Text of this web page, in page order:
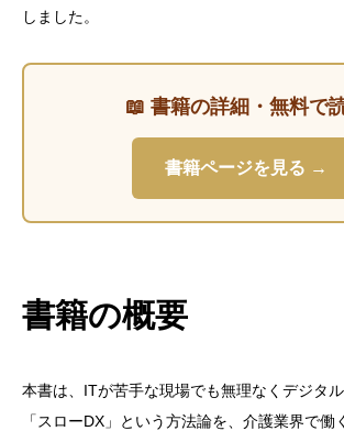
しました。
📖 書籍の詳細・無料で
書籍ページを見る →
書籍の概要
本書は、ITが苦手な現場でも無理なくデジタ
「スローDX」という方法論を、介護業界で働